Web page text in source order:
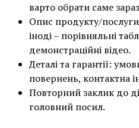
варто обрати саме
Опис продукту/
іноді – порівняльні
демонстраційні відео.
Деталі та гарантії:
повернень, контактна
Повторний заклик до
головний посил.